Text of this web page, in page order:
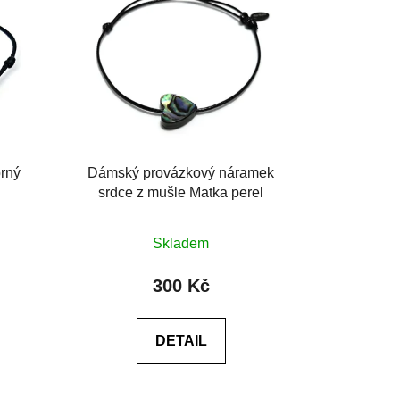
Dámský provázkový náramek
srdce z mušle Matka perel
hodnocení
produktu
z
Skladem
300 Kč
DETAIL